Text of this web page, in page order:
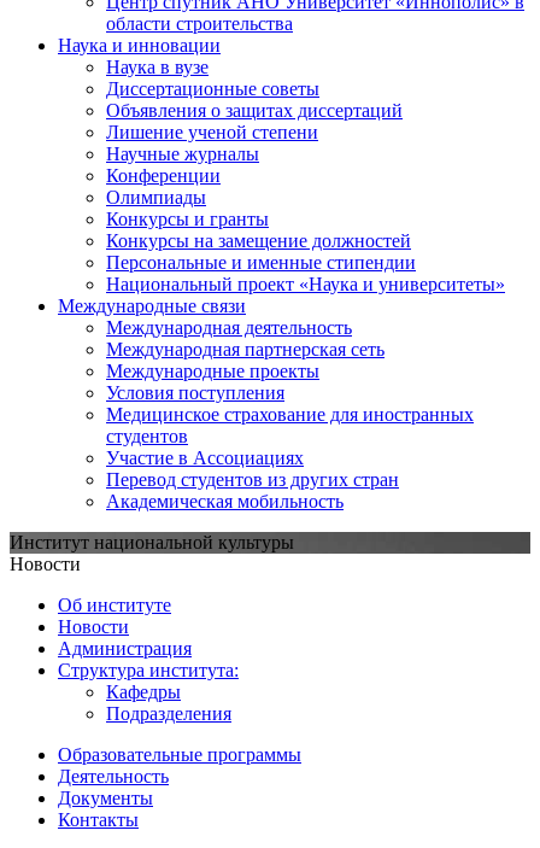
области строительства
Наука и инновации
Наука в вузе
Диссертационные советы
Объявления о защитах диссертаций
Лишение ученой степени
Научные журналы
Конференции
Олимпиады
Конкурсы и гранты
Конкурсы на замещение должностей
Персональные и именные стипендии
Национальный проект «Наука и университеты»
Международные связи
Международная деятельность
Международная партнерская сеть
Международные проекты
Условия поступления
Медицинское страхование для иностранных
студентов
Участие в Ассоциациях
Перевод студентов из других стран
Академическая мобильность
Институт национальной культуры
Новости
Об институте
Новости
Администрация
Структура института:
Кафедры
Подразделения
Образовательные программы
Деятельность
Документы
Контакты